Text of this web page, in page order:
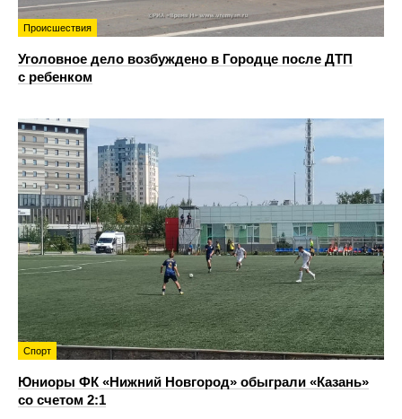
Происшествия
Уголовное дело возбуждено в Городце после ДТП
с ребенком
Спорт
Юниоры ФК «Нижний Новгород» обыграли «Казань»
со счетом 2:1